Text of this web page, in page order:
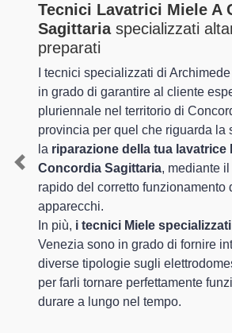
Tecnici Lavatrici Miele A
Sagittariaspecializzati
preparati
I tecnici specializzati di
in grado di garantire al cliente
pluriennale nel territorio di
provincia per quel che riguarda la
la riparazione della tua lavatrice
Concordia Sagittaria, mediante
rapido del corretto funzionamento
apparecchi.
In più, i tecnici Miele specializzati
Venezia sono in grado di fornire
diverse tipologie sugli
per farli tornare perfettamente
durare a lungo nel tempo.
Previous